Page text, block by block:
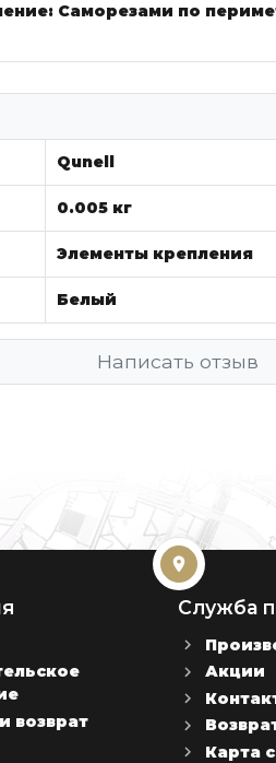
Саморезами по
Qunell
0.005 кг
Элементы крепления
Белый
Написать отзыв
возврат
Служба
Акции
Карта